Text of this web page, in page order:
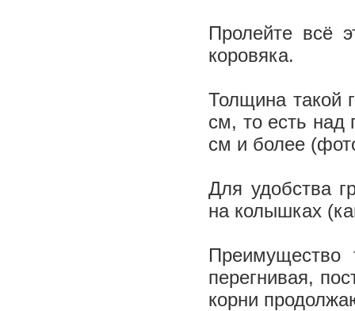
Пролейте всё
коровяка.
Толщина такой
см, то есть над
см и более
Для удобства
на колышках
Преимущество
перегнивая,
корни